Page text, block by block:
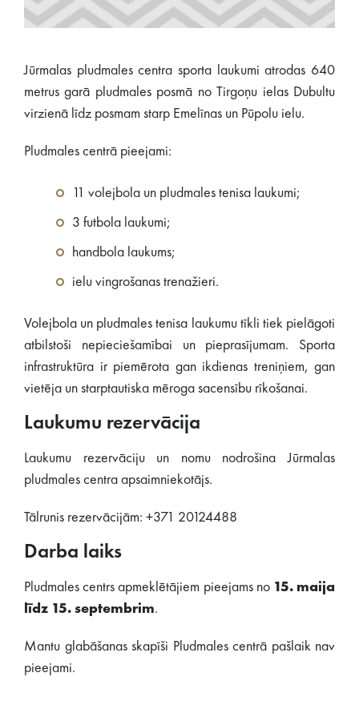
Jūrmalas pludmales centra sporta laukumi atrodas 640
metrus garā pludmales posmā no Tirgoņu ielas Dubultu
virzienā līdz posmam starp Emelīnas un Pūpolu ielu.
Pludmales centrā pieejami:
11 volejbola un pludmales tenisa laukumi;
3 futbola laukumi;
handbola laukums;
ielu vingrošanas trenažieri.
Volejbola un pludmales tenisa laukumu tīkli tiek pielāgoti
atbilstoši nepieciešamībai un pieprasījumam. Sporta
infrastruktūra ir piemērota gan ikdienas treniņiem, gan
vietēja un starptautiska mēroga sacensību rīkošanai.
Laukumu rezervācija
Laukumu rezervāciju un nomu nodrošina Jūrmalas
pludmales centra apsaimniekotājs.
Tālrunis rezervācijām: +371 20124488
Darba laiks
Pludmales centrs apmeklētājiem pieejams no 15. maija
līdz 15. septembrim.
Mantu glabāšanas skapīši Pludmales centrā pašlaik nav
pieejami.